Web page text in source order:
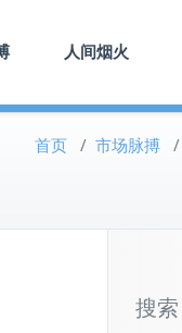
人间烟火
首页 / 市场脉搏 /
搜索